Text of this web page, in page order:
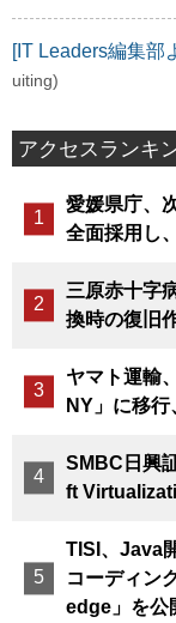
[IT Leaders編集部
uiting)
アクセスランキ
愛媛県庁、
全面採用し
三原赤十字
換時の復旧
ヤマト運輸
NY」に移
SMBC日興
ft
TISI、Java
コーディン
edge」を公